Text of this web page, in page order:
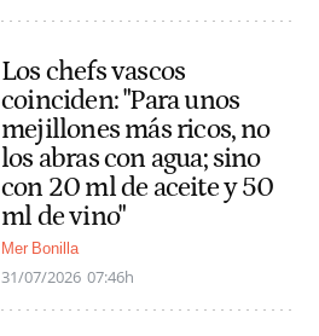
Los chefs vascos
coinciden: "Para unos
mejillones más ricos, no
los abras con agua; sino
con 20 ml de aceite y 50
ml de vino"
Mer Bonilla
31/07/2026 07:46h